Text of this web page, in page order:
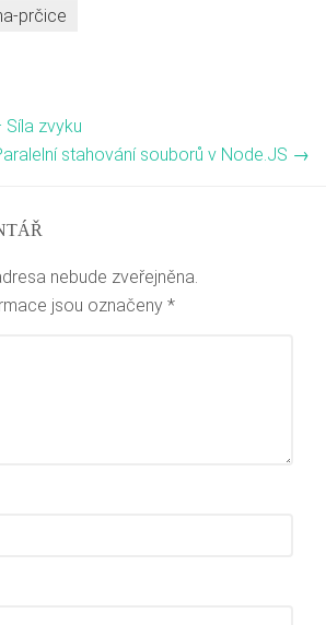
prčice
Síla zvyku
stahování souborů v Node.JS →
nebude zveřejněna.
jsou označeny *